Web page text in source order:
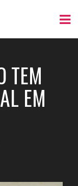
TEM
EM